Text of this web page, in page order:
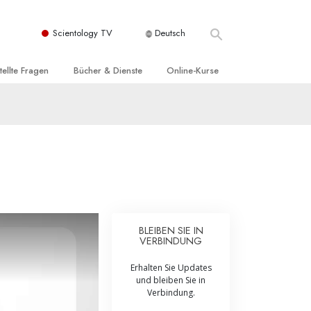
Scientology TV Deutsch
Fragen
der Scientology
Bücher & Dienste
Dienste
Online-Kurse
Beistände bei Krankheiten und
BLEIBEN SIE IN
VERBINDUNG
Erhalten Sie Updates
und bleiben Sie in
Verbindung.